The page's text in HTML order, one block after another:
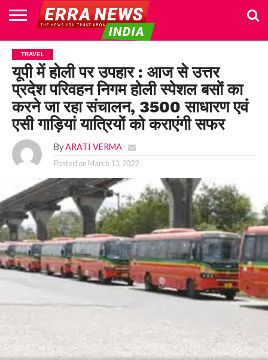
HOME
POLITICS
NEWS
BUSINESS
CULTURE
NATIONAL
SPORTS
LIFESTYLE
TRAVEL
OPINION
BREAKING
NEWS
ENTERTAINMENT
WORLD
CRIME
JOIN
US
TRAVEL
यूपी में होली पर उपहार : आज से उत्तर
प्रदेश परिवहन निगम होली स्पेशल बसों का
करने जा रहा संचालन, 3500 साधारण एवं
एसी गाड़ियां यात्रियों को कराएंगी सफर
By ARATI VERMA
Posted on March 13, 2022